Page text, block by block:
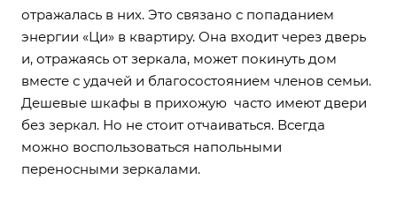
отражалась в них. Это связано с попаданием
энергии «Ци» в квартиру. Она входит через дверь
и, отражаясь от зеркала, может покинуть дом
вместе с удачей и благосостоянием членов семьи.
Дешевые шкафы в прихожую часто имеют двери
без зеркал. Но не стоит отчаиваться. Всегда
можно воспользоваться напольными
переносными зеркалами.